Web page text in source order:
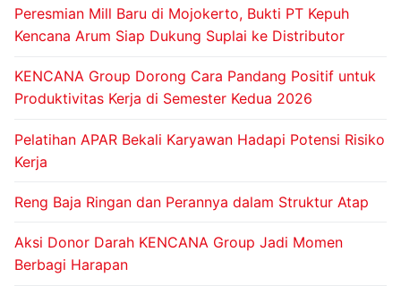
Peresmian Mill Baru di Mojokerto, Bukti PT Kepuh
Kencana Arum Siap Dukung Suplai ke Distributor
KENCANA Group Dorong Cara Pandang Positif untuk
Produktivitas Kerja di Semester Kedua 2026
Pelatihan APAR Bekali Karyawan Hadapi Potensi Risiko
Kerja
Reng Baja Ringan dan Perannya dalam Struktur Atap
Aksi Donor Darah KENCANA Group Jadi Momen
Berbagi Harapan